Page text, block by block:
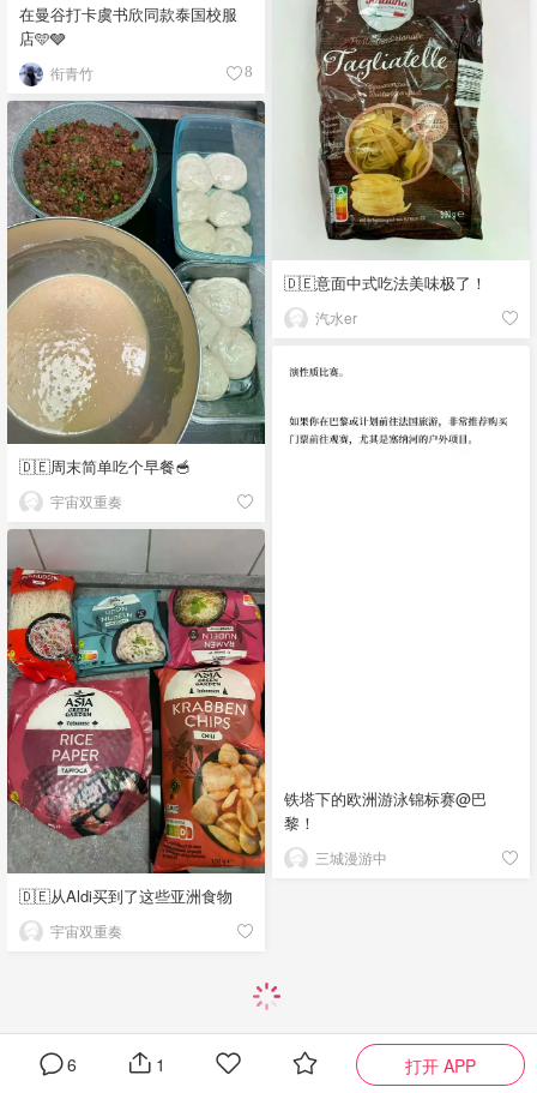
在曼谷打卡虞书欣同款泰国校服
店🩵🩶
衔青竹 8
🇩🇪意面中式吃法美味极了！
汽水er
🇩🇪周末简单吃个早餐🥣
宇宙双重奏
铁塔下的欧洲游泳锦标赛@巴
黎！
三城漫游中
🇩🇪从Aldi买到了这些亚洲食物
宇宙双重奏
6 1 打开 APP